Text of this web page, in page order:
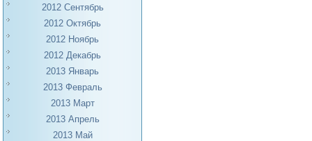
2012 Сентябрь
2012 Октябрь
2012 Ноябрь
2012 Декабрь
2013 Январь
2013 Февраль
2013 Март
2013 Апрель
2013 Май